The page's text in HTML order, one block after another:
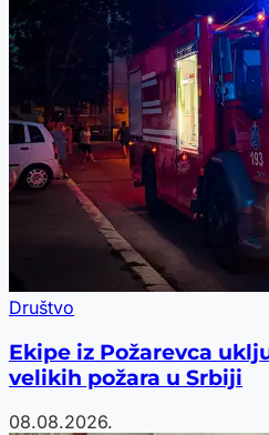
Društvo
Ekipe iz Požarevca
velikih požara u Srbiji
08.08.2026.